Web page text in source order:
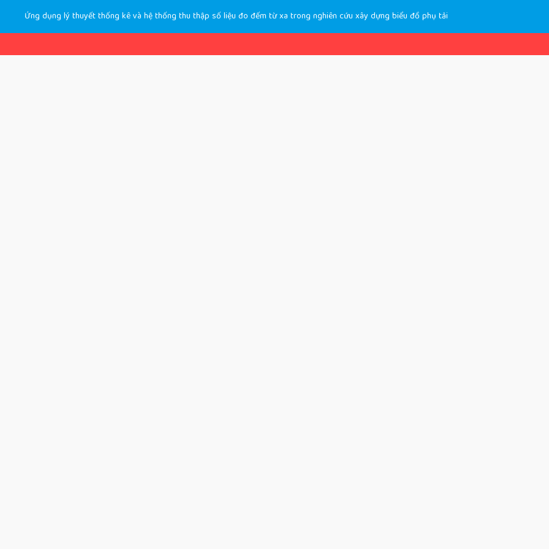
Ứng dụng lý thuyết thống kê và hệ thống thu thập số liệu đo đếm từ xa trong nghiên cứu xây dựng biểu đồ phụ tải